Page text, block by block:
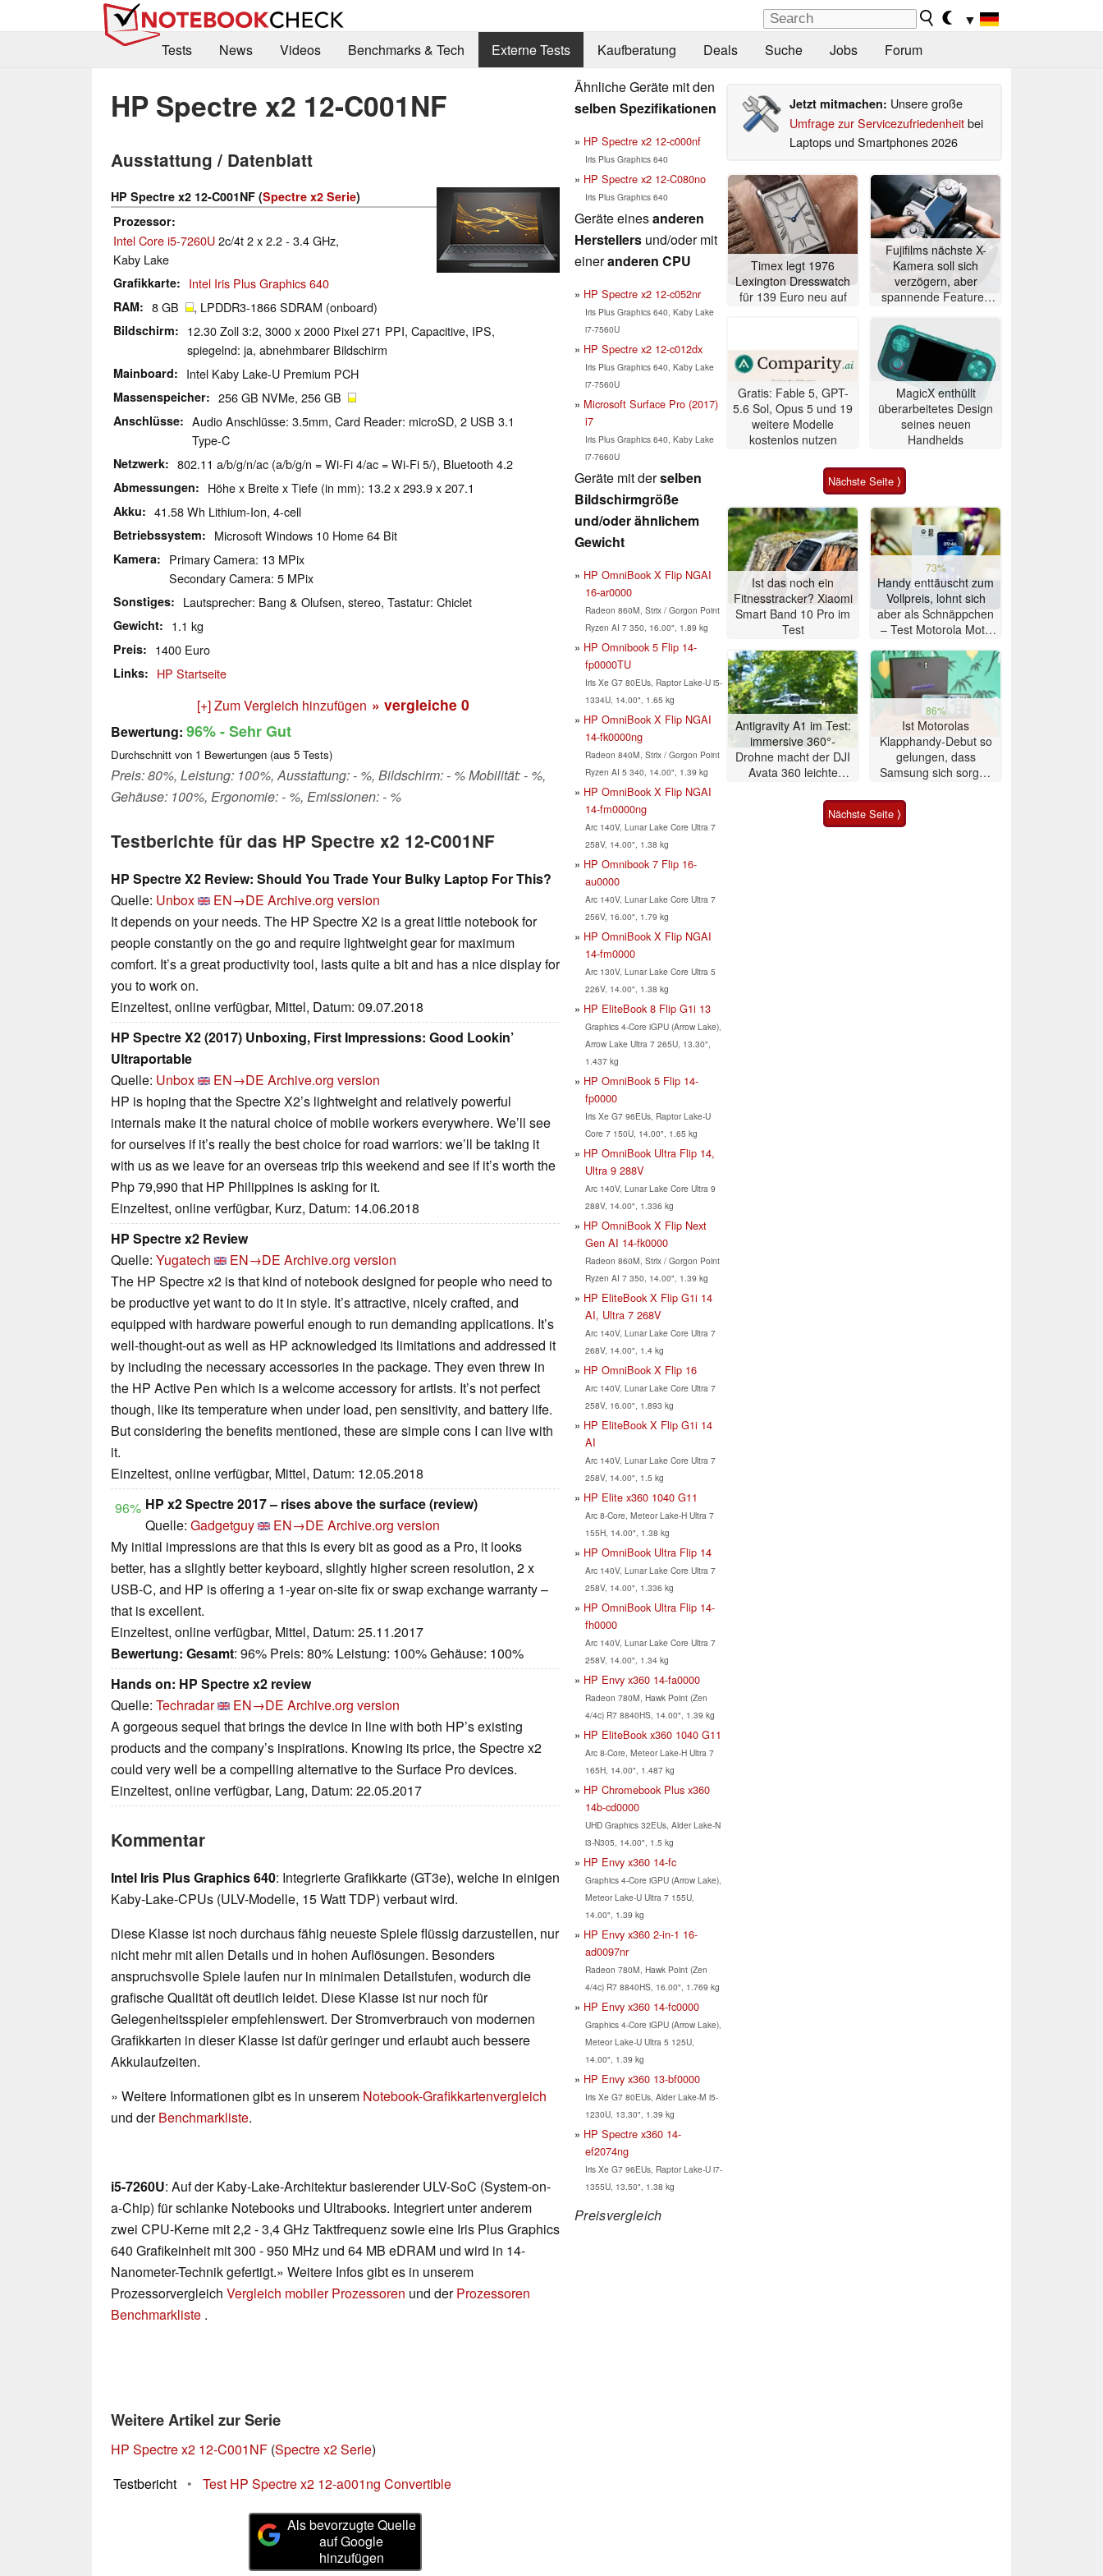
▼
Tests
News Videos Benchmarks & Tech Externe Tests Kaufberatung Deals Suche Jobs Forum
HP Spectre x2 12-C001NF
Ausstattung / Datenblatt
HP Spectre x2 12-C001NF (Spectre x2 Serie)
Prozessor
Intel Core i5-7260U2c/4t 2 x 2.2 - 3.4 GHz,
Kaby Lake
Grafikkarte Intel Iris Plus Graphics 640
RAM 8 GB , LPDDR3-1866 SDRAM (onboard)
Bildschirm
12.30 Zoll 3:2, 3000 x 2000 Pixel 271 PPI, Capacitive, IPS,
spiegelnd: ja, abnehmbarer Bildschirm
Mainboard Intel Kaby Lake-U Premium PCH
Massenspeicher 256 GB NVMe, 256 GB
Anschlüsse
Audio Anschlüsse: 3.5mm, Card Reader: microSD, 2 USB 3.1
Type-C
Netzwerk 802.11 a/b/g/n/ac (a/b/g/n = Wi-Fi 4/ac = Wi-Fi 5/), Bluetooth 4.2
Abmessungen Höhe x Breite x Tiefe (in mm): 13.2 x 293.9 x 207.1
Akku 41.58 Wh Lithium-Ion, 4-cell
Betriebssystem Microsoft Windows 10 Home 64 Bit
Kamera
Primary Camera: 13 MPix
Secondary Camera: 5 MPix
Sonstiges Lautsprecher: Bang & Olufsen, stereo, Tastatur: Chiclet
Gewicht 1.1 kg
Preis 1400 Euro
Links HP Startseite
[+] Zum Vergleich hinzufügen » vergleiche 0
Bewertung: 96%- Sehr Gut
Durchschnitt von 1 Bewertungen (aus 5 Tests)
Preis: 80%, Leistung: 100%, Ausstattung: - %, Bildschirm: - % Mobilität: - %,
Gehäuse: 100%, Ergonomie: - %, Emissionen: - %
Testberichte für das HP Spectre x2 12-C001NF
HP Spectre X2 Review: Should You Trade Your Bulky Laptop For This?
Quelle: Unbox EN→DE Archive.org version
It depends on your needs. The HP Spectre X2 is a great little notebook for
people constantly on the go and require lightweight gear for maximum
comfort. It’s a great productivity tool, lasts quite a bit and has a nice display for
you to work on.
Einzeltest, online verfügbar, Mittel, Datum: 09.07.2018
HP Spectre X2 (2017) Unboxing, First Impressions: Good Lookin’
Ultraportable
Quelle: Unbox EN→DE Archive.org version
HP is hoping that the Spectre X2’s lightweight and relatively powerful
internals make it the natural choice of mobile workers everywhere. We’ll see
for ourselves if it’s really the best choice for road warriors: we’ll be taking it
with us as we leave for an overseas trip this weekend and see if it’s worth the
Php 79,990 that HP Philippines is asking for it.
Einzeltest, online verfügbar, Kurz, Datum: 14.06.2018
HP Spectre x2 Review
Quelle: Yugatech EN→DE Archive.org version
The HP Spectre x2 is that kind of notebook designed for people who need to
be productive yet want to do it in style. It’s attractive, nicely crafted, and
equipped with hardware powerful enough to run demanding applications. It’s
well-thought-out as well as HP acknowledged its limitations and addressed it
by including the necessary accessories in the package. They even threw in
the HP Active Pen which is a welcome accessory for artists. It’s not perfect
though, like its temperature when under load, pen sensitivity, and battery life.
But considering the benefits mentioned, these are simple cons I can live with
it.
Einzeltest, online verfügbar, Mittel, Datum: 12.05.2018
96% HP x2 Spectre 2017 – rises above the surface (review)
Quelle: Gadgetguy EN→DE Archive.org version
My initial impressions are that this is every bit as good as a Pro, it looks
better, has a slightly better keyboard, slightly higher screen resolution, 2 x
USB-C, and HP is offering a 1-year on-site fix or swap exchange warranty –
that is excellent.
Einzeltest, online verfügbar, Mittel, Datum: 25.11.2017
Bewertung: Gesamt: 96% Preis: 80% Leistung: 100% Gehäuse: 100%
Hands on: HP Spectre x2 review
Quelle: Techradar EN→DE Archive.org version
A gorgeous sequel that brings the device in line with both HP’s existing
products and the company’s inspirations. Knowing its price, the Spectre x2
could very well be a compelling alternative to the Surface Pro devices.
Einzeltest, online verfügbar, Lang, Datum: 22.05.2017
Kommentar
Intel Iris Plus Graphics 640: Integrierte Grafikkarte (GT3e), welche in einigen
Kaby-Lake-CPUs (ULV-Modelle, 15 Watt TDP) verbaut wird.
Diese Klasse ist noch durchaus fähig neueste Spiele flüssig darzustellen, nur
nicht mehr mit allen Details und in hohen Auflösungen. Besonders
anspruchsvolle Spiele laufen nur in minimalen Detailstufen, wodurch die
grafische Qualität oft deutlich leidet. Diese Klasse ist nur noch für
Gelegenheitsspieler empfehlenswert. Der Stromverbrauch von modernen
Grafikkarten in dieser Klasse ist dafür geringer und erlaubt auch bessere
Akkulaufzeiten.
» Weitere Informationen gibt es in unserem Notebook-Grafikkartenvergleich
und derBenchmarkliste.
i5-7260U: Auf der Kaby-Lake-Architektur basierender ULV-SoC (System-on-
a-Chip) für schlanke Notebooks und Ultrabooks. Integriert unter anderem
zwei CPU-Kerne mit 2,2 - 3,4 GHz Taktfrequenz sowie eine Iris Plus Graphics
640 Grafikeinheit mit 300 - 950 MHz und 64 MB eDRAM und wird in 14-
Nanometer-Technik gefertigt.» Weitere Infos gibt es in unserem
Prozessorvergleich Vergleich mobiler Prozessoren und derProzessoren
Benchmarkliste .
Weitere Artikel zur Serie
HP Spectre x2 12-C001NF (Spectre x2 Serie)
Testbericht
• Test HP Spectre x2 12-a001ng Convertible
Als bevorzugte Quelle
auf Google
hinzufügen
Ähnliche Geräte mit den
selben Spezifikationen
HP Spectre x2 12-c000nf
Iris Plus Graphics 640
HP Spectre x2 12-C080no
Iris Plus Graphics 640
Geräte einesanderen
Herstellers und/oder mit
eineranderen CPU
HP Spectre x2 12-c052nr
Iris Plus Graphics 640, Kaby Lake
i7-7560U
HP Spectre x2 12-c012dx
Iris Plus Graphics 640, Kaby Lake
i7-7560U
Microsoft Surface Pro (2017)
i7
Iris Plus Graphics 640, Kaby Lake
i7-7660U
Geräte mit derselben
Bildschirmgröße
und/oder ähnlichem
Gewicht
HP OmniBook X Flip NGAI
16-ar0000
Radeon 860M, Strix / Gorgon Point
Ryzen AI 7 350, 16.00", 1.89 kg
HP Omnibook 5 Flip 14-
fp0000TU
Iris Xe G7 80EUs, Raptor Lake-U i5-
1334U, 14.00", 1.65 kg
HP OmniBook X Flip NGAI
14-fk0000ng
Radeon 840M, Strix / Gorgon Point
Ryzen AI 5 340, 14.00", 1.39 kg
HP OmniBook X Flip NGAI
14-fm0000ng
Arc 140V, Lunar Lake Core Ultra 7
258V, 14.00", 1.38 kg
HP Omnibook 7 Flip 16-
au0000
Arc 140V, Lunar Lake Core Ultra 7
256V, 16.00", 1.79 kg
HP OmniBook X Flip NGAI
14-fm0000
Arc 130V, Lunar Lake Core Ultra 5
226V, 14.00", 1.38 kg
HP EliteBook 8 Flip G1i 13
Graphics 4-Core iGPU (Arrow Lake),
Arrow Lake Ultra 7 265U, 13.30",
1.437 kg
HP OmniBook 5 Flip 14-
fp0000
Iris Xe G7 96EUs, Raptor Lake-U
Core 7 150U, 14.00", 1.65 kg
HP OmniBook Ultra Flip 14,
Ultra 9 288V
Arc 140V, Lunar Lake Core Ultra 9
288V, 14.00", 1.336 kg
HP OmniBook X Flip Next
Gen AI 14-fk0000
Radeon 860M, Strix / Gorgon Point
Ryzen AI 7 350, 14.00", 1.39 kg
HP EliteBook X Flip G1i 14
AI, Ultra 7 268V
Arc 140V, Lunar Lake Core Ultra 7
268V, 14.00", 1.4 kg
HP OmniBook X Flip 16
Arc 140V, Lunar Lake Core Ultra 7
258V, 16.00", 1.893 kg
HP EliteBook X Flip G1i 14
AI
Arc 140V, Lunar Lake Core Ultra 7
258V, 14.00", 1.5 kg
HP Elite x360 1040 G11
Arc 8-Core, Meteor Lake-H Ultra 7
155H, 14.00", 1.38 kg
HP OmniBook Ultra Flip 14
Arc 140V, Lunar Lake Core Ultra 7
258V, 14.00", 1.336 kg
HP OmniBook Ultra Flip 14-
fh0000
Arc 140V, Lunar Lake Core Ultra 7
258V, 14.00", 1.34 kg
HP Envy x360 14-fa0000
Radeon 780M, Hawk Point (Zen
4/4c) R7 8840HS, 14.00", 1.39 kg
HP EliteBook x360 1040 G11
Arc 8-Core, Meteor Lake-H Ultra 7
165H, 14.00", 1.487 kg
HP Chromebook Plus x360
14b-cd0000
UHD Graphics 32EUs, Alder Lake-N
i3-N305, 14.00", 1.5 kg
HP Envy x360 14-fc
Graphics 4-Core iGPU (Arrow Lake),
Meteor Lake-U Ultra 7 155U,
14.00", 1.39 kg
HP Envy x360 2-in-1 16-
ad0097nr
Radeon 780M, Hawk Point (Zen
4/4c) R7 8840HS, 16.00", 1.769 kg
HP Envy x360 14-fc0000
Graphics 4-Core iGPU (Arrow Lake),
Meteor Lake-U Ultra 5 125U,
14.00", 1.39 kg
HP Envy x360 13-bf0000
Iris Xe G7 80EUs, Alder Lake-M i5-
1230U, 13.30", 1.39 kg
HP Spectre x360 14-
ef2074ng
Iris Xe G7 96EUs, Raptor Lake-U i7-
1355U, 13.50", 1.38 kg
Preisvergleich
Jetzt mitmachen: Unsere große
Umfrage zur Servicezufriedenheitbei
Laptops und Smartphones 2026
Timex legt 1976
Lexington Dresswatch
für 139 Euro neu auf
Fujifilms nächste X-
Kamera soll sich
verzögern, aber
spannende Features
Gratis: Fable 5, GPT-
5.6 Sol, Opus 5 und 19
weitere Modelle
kostenlos nutzen
MagicX enthüllt
überarbeitetes Design
seines neuen
Handhelds
Nächste Seite ⟩
Ist das noch ein
Fitnesstracker? Xiaomi
Smart Band 10 Pro im
Test
73%
Handy enttäuscht zum
Vollpreis, lohnt sich
aber als Schnäppchen
– Test Motorola Moto
Antigravity A1 im Test:
immersive 360°-
Drohne macht der DJI
Avata 360 leichte
86%
Ist Motorolas
Klapphandy-Debut so
gelungen, dass
Samsung sich sorgen
Smartphone im Test
Nächste Seite ⟩